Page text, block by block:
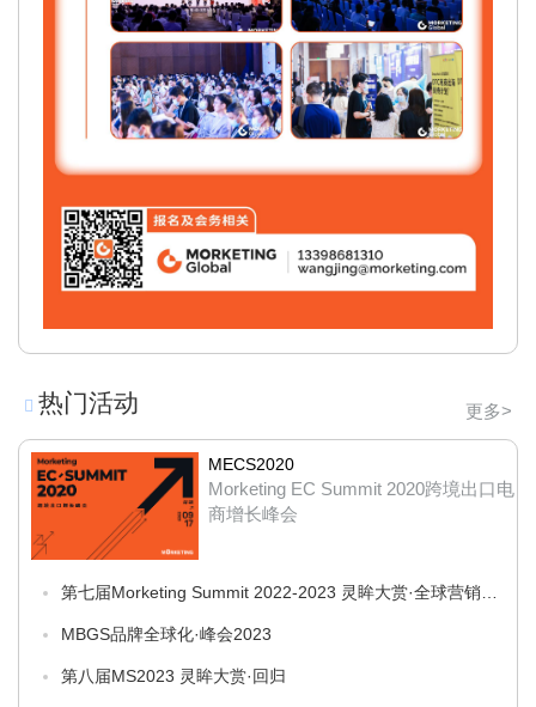
热门活动 更多>
MECS2020
Morketing EC Summit 2020跨境出口电
商增长峰会
第七届Morketing Summit 2022-2023 灵眸大赏·全球营销商
MBGS品牌全球化·峰会2023
第八届MS2023 灵眸大赏·回归